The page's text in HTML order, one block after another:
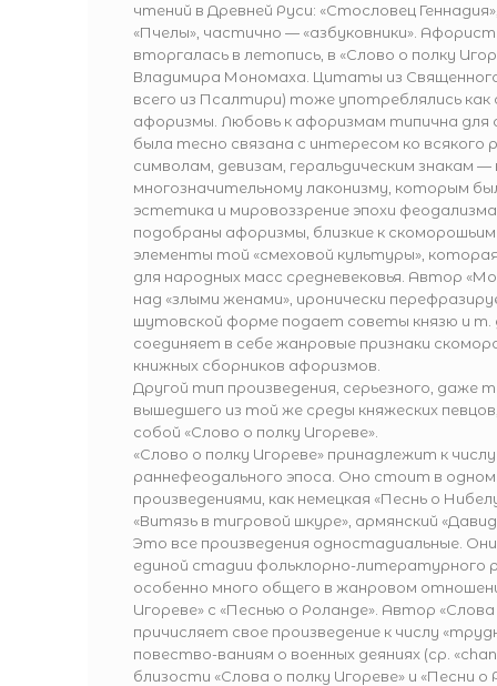
чтений в Древней Руси: «Стословец
«Пчелы», частично — «азбуковники».
вторгалась в летопись, в «Слово о полку
Владимира Мономаха. Цитаты из
всего из Псалтири) тоже употреблялись как
афоризмы. Любовь к афоризмам типична для
была тесно связана с интересом ко всякого
символам, девизам, геральдическим знакам
многозначительному лаконизму, которым
эстетика и мировоззрение эпохи
подобраны афоризмы, близкие к
элементы той «смеховой культуры»,
для народных масс средневековья. Автор
над «злыми женами», иронически
шутовской форме подает советы князю и т.
соединяет в себе жанровые признаки
книжных сборников афоризмов.
Другой тип произведения, серьезного, даже
вышедшего из той же среды княжеских
собой «Слово о полку Игореве».
«Слово о полку Игореве» принадлежит к
раннефеодального эпоса. Оно стоит в
произведениями, как немецкая «Песнь о
«Витязь в тигровой шкуре», армянский
Это все произведения одностадиальные.
единой стадии фольклорно-литературного
особенно много общего в жанровом
Игореве» с «Песнью о Роланде». Автор «Слова
причисляет свое произведение к числу
повество-ваниям о военных деяниях (ср.
близости «Слова о полку Игореве» и «Песни о